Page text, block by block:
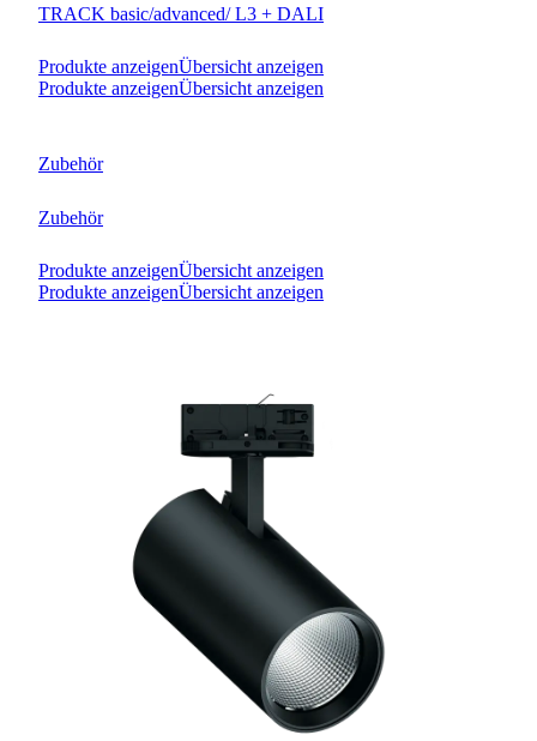
TRACK basic/advanced/ L3 + DALI
Produkte anzeigenÜbersicht anzeigen
Produkte anzeigenÜbersicht anzeigen
Zubehör
Zubehör
Produkte anzeigenÜbersicht anzeigen
Produkte anzeigenÜbersicht anzeigen